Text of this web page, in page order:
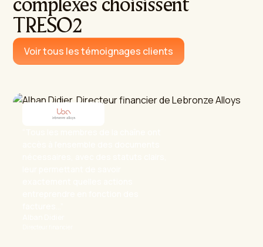
complexes choisissent
TRESO2
Voir tous les témoignages clients